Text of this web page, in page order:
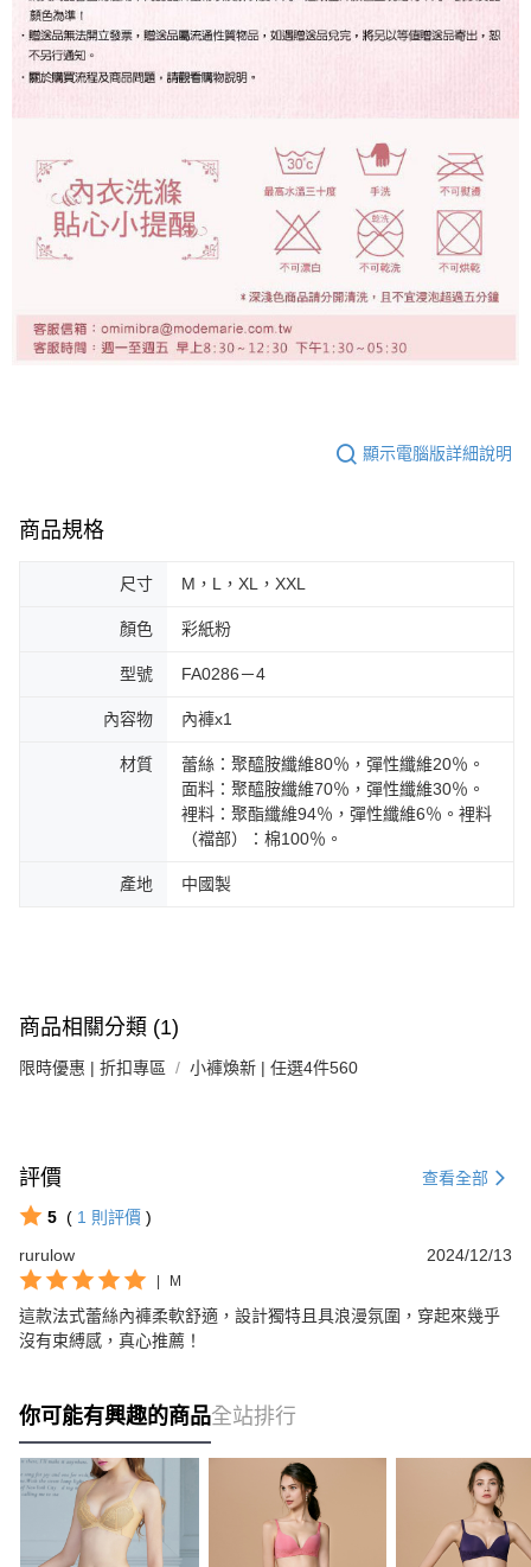
顯示電腦版詳細說明
商品規格
尺寸 M，L，XL，XXL
顏色 彩紙粉
型號 FA0286－4
內容物 內褲x1
材質
蕾絲：聚醯胺纖維80％，彈性纖維20％。
面料：聚醯胺纖維70％，彈性纖維30％。
裡料：聚酯纖維94％，彈性纖維6％。裡料
（襠部）：棉100％。
產地 中國製
商品相關分類 (1)
限時優惠 | 折扣專區 小褲煥新 | 任選4件560
評價 查看全部
5 ( 1 則評價 )
rurulow
2024/12/13
| M
這款法式蕾絲內褲柔軟舒適，設計獨特且具浪漫氛圍，穿起來幾乎
沒有束縛感，真心推薦！
你可能有興趣的商品全站排行